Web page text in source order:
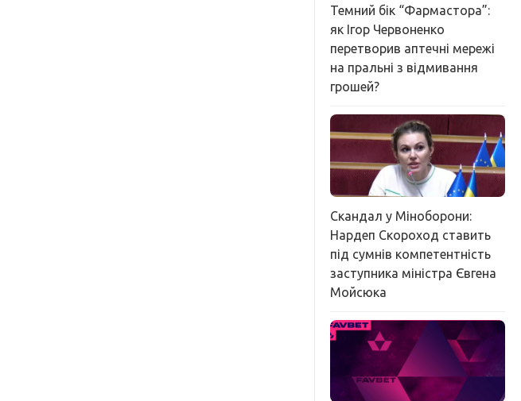
Темний бік “Фармастора”:
як Ігор Червоненко
перетворив аптечні мережі
на пральні з відмивання
грошей?
Скандал у Міноборони:
Нардеп Скороход ставить
під сумнів компетентність
заступника міністра Євгена
Мойсюка